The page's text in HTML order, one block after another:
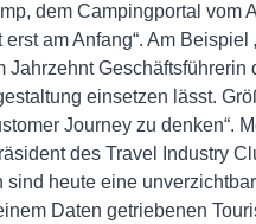
dem Campingportal vom
am Anfang“. Am
Geschäftsführerin
einsetzen lässt.
Journey zu denken“.
des Travel Industry
sind heute eine
Daten getriebenen